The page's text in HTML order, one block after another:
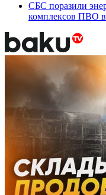
СБС поразили
комплексов ПВО